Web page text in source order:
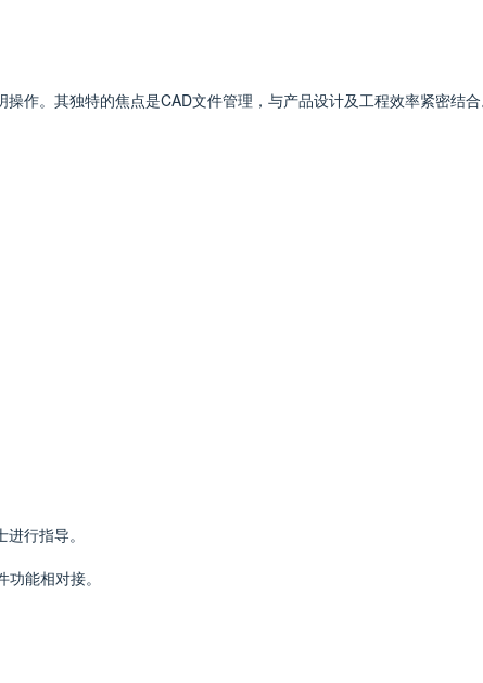
作。其独特的焦点是CAD文件管理，与产品设计及工程效率紧密结合
行指导。
能相对接。